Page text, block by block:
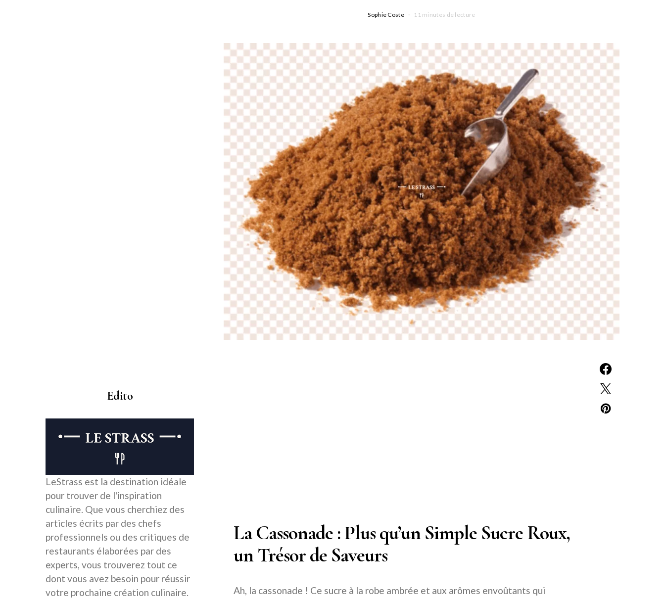
Sophie Coste 11 minutes de lecture
La Cassonade : Plus qu’un Simple Sucre Roux,
un Trésor de Saveurs
Ah, la cassonade ! Ce sucre à la robe ambrée et aux arômes envoûtants qui
Edito
LeStrass est la destination idéale
pour trouver de l'inspiration
culinaire. Que vous cherchiez des
articles écrits par des chefs
professionnels ou des critiques de
restaurants élaborées par des
experts, vous trouverez tout ce
dont vous avez besoin pour réussir
votre prochaine création culinaire.